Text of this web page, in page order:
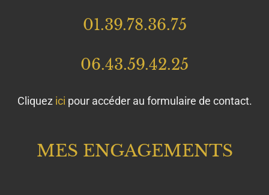
01.39.78.36.75
06.43.59.42.25
Cliquez ici pour accéder au formulaire de contact.
MES ENGAGEMENTS